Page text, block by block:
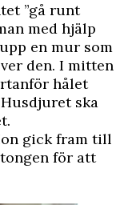
”gå runt
med hjälp
en mur som
den. I mitten
hålet
ska
gick fram till
för att